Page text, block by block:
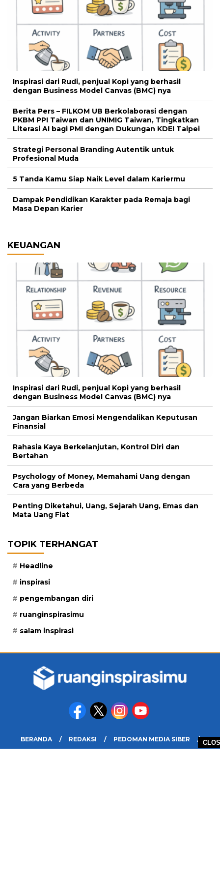
Inspirasi dari Rudi, penjual Kopi yang berhasil
dengan Business Model Canvas (BMC) nya
Berita Pers – FILKOM UB Berkolaborasi dengan
PKBM PPI Taiwan dan UNIMIG Taiwan, Tingkatkan
Literasi AI bagi PMI dengan Dukungan KDEI Taipei
Strategi Personal Branding Autentik untuk
Profesional Muda
5 Tanda Kamu Siap Naik Level dalam Kariermu
Dampak Pendidikan Karakter pada Remaja bagi
Masa Depan Karier
KEUANGAN
Inspirasi dari Rudi, penjual Kopi yang berhasil
dengan Business Model Canvas (BMC) nya
Jangan Biarkan Emosi Mengendalikan Keputusan
Finansial
Rahasia Kaya Berkelanjutan, Kontrol Diri dan
Bertahan
Psychology of Money, Memahami Uang dengan
Cara yang Berbeda
Penting Diketahui, Uang, Sejarah Uang, Emas dan
Mata Uang Fiat
TOPIK TERHANGAT
Headline
inspirasi
pengembangan diri
ruanginspirasimu
salam inspirasi
BERANDA REDAKSI
PEDOMAN MEDIA SIBER